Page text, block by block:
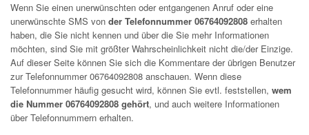
Wenn Sie einen unerwünschten oder entgangenen Anruf oder eine
unerwünschte SMS von der Telefonnummer 06764092808 erhalten
haben, die Sie nicht kennen und über die Sie mehr Informationen
möchten, sind Sie mit größter Wahrscheinlichkeit nicht die/der Einzige.
Auf dieser Seite können Sie sich die Kommentare der übrigen Benutzer
zur Telefonnummer06764092808 anschauen. Wenn diese
Telefonnummer häufig gesucht wird, können Sie evtl. feststellen, wem
die Nummer 06764092808 gehört, und auch weitere Informationen
über Telefonnummern erhalten.